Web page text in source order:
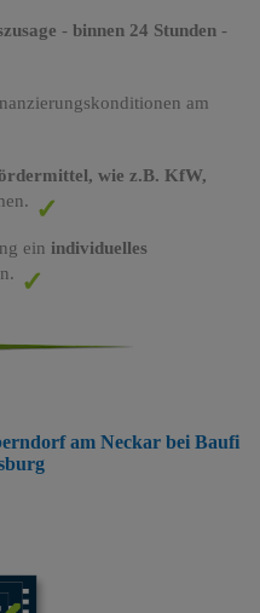
- binnen 24 Stunden-
am
wie z.B. KfW,
ein individuelles
am Neckar bei Baufi